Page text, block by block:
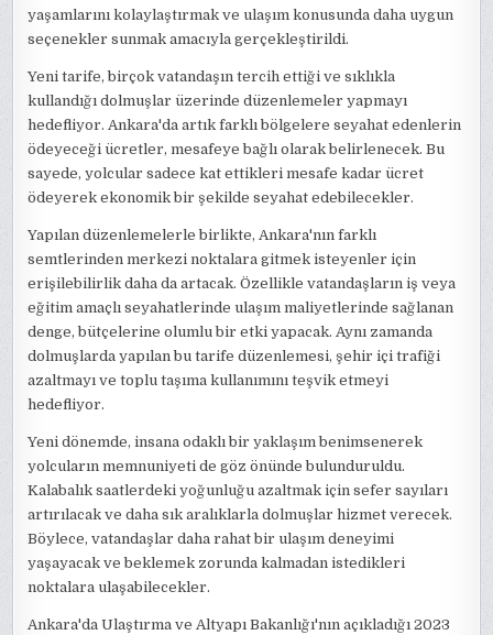
yaşamlarını kolaylaştırmak ve ulaşım konusunda daha uygun
seçenekler sunmak amacıyla gerçekleştirildi.
Yeni tarife, birçok vatandaşın tercih ettiği ve sıklıkla
kullandığı dolmuşlar üzerinde düzenlemeler yapmayı
hedefliyor. Ankara'da artık farklı bölgelere seyahat edenlerin
ödeyeceği ücretler, mesafeye bağlı olarak belirlenecek. Bu
sayede, yolcular sadece kat ettikleri mesafe kadar ücret
ödeyerek ekonomik bir şekilde seyahat edebilecekler.
Yapılan düzenlemelerle birlikte, Ankara'nın farklı
semtlerinden merkezi noktalara gitmek isteyenler için
erişilebilirlik daha da artacak. Özellikle vatandaşların iş veya
eğitim amaçlı seyahatlerinde ulaşım maliyetlerinde sağlanan
denge, bütçelerine olumlu bir etki yapacak. Aynı zamanda
dolmuşlarda yapılan bu tarife düzenlemesi, şehir içi trafiği
azaltmayı ve toplu taşıma kullanımını teşvik etmeyi
hedefliyor.
Yeni dönemde, insana odaklı bir yaklaşım benimsenerek
yolcuların memnuniyeti de göz önünde bulunduruldu.
Kalabalık saatlerdeki yoğunluğu azaltmak için sefer sayıları
artırılacak ve daha sık aralıklarla dolmuşlar hizmet verecek.
Böylece, vatandaşlar daha rahat bir ulaşım deneyimi
yaşayacak ve beklemek zorunda kalmadan istedikleri
noktalara ulaşabilecekler.
Ankara'da Ulaştırma ve Altyapı Bakanlığı'nın açıkladığı 2023